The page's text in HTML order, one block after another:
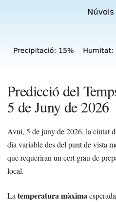
Predicció del
5 de Juny de 2026
Avui, 5 de juny de 2026, la ciutat
dia variable des del punt de vista
que requeriran un cert grau de
local.
Latemperatura màxima